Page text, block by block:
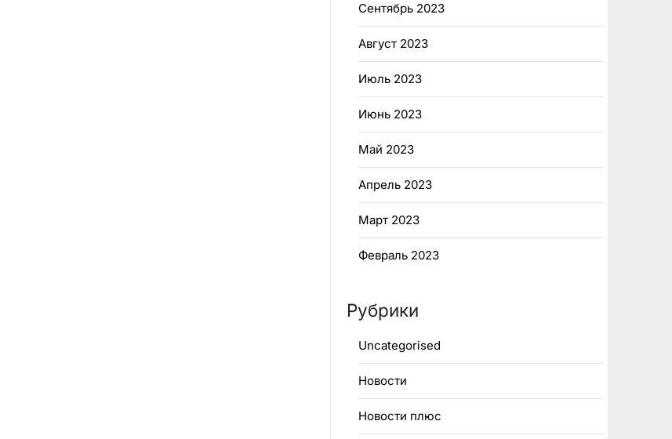
Сентябрь 2023
Август 2023
Июль 2023
Июнь 2023
Май 2023
Апрель 2023
Март 2023
Февраль 2023
Рубрики
Uncategorised
Новости
Новости плюс